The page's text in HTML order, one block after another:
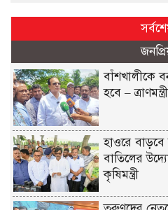
বাঁশখালীকে
হবে – ত্রাণমন্ত্রী
হাওরে বাড়বে
বাতিলের
কৃষিমন্ত্রী